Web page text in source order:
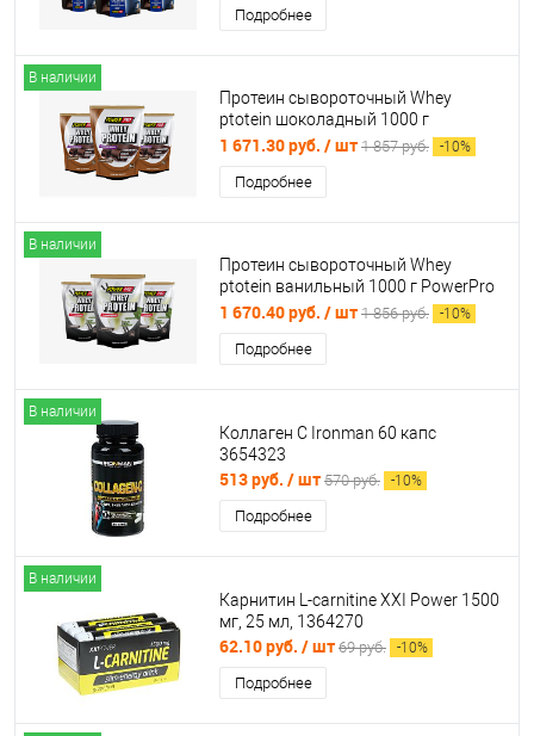
Подробнее
В наличии
Протеин сывороточный Whey
ptotein шоколадный 1000 г
PowerPro 997323
1 671.30 руб. / шт 1 857 руб. -10%
Подробнее
В наличии
Протеин сывороточный Whey
ptotein ванильный 1000 г PowerPro
997322
1 670.40 руб. / шт 1 856 руб. -10%
Подробнее
В наличии
Коллаген С Ironman 60 капс
3654323
513 руб. / шт 570 руб. -10%
Подробнее
В наличии
Карнитин L-carnitine XXI Power 1500
мг, 25 мл, 1364270
62.10 руб. / шт 69 руб. -10%
Подробнее